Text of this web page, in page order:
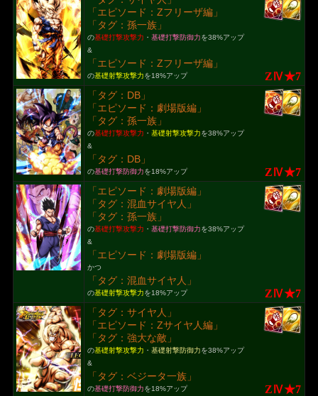
「エピソード：Zフリーザ編」
「タグ：孫一族」
の基礎打撃攻撃力 ・ 基礎打撃防御力を38%アップ
&
「エピソード：Zフリーザ編」
の基礎射撃攻撃力を18%アップ ZⅣ★7
「タグ：DB」
「エピソード：劇場版編」
「タグ：孫一族」
の基礎打撃攻撃力 ・ 基礎射撃攻撃力を38%アップ
&
「タグ：DB」
の基礎打撃防御力を18%アップ ZⅣ★7
「エピソード：劇場版編」
「タグ：混血サイヤ人」
「タグ：孫一族」
の基礎打撃攻撃力 ・ 基礎打撃防御力を38%アップ
&
「エピソード：劇場版編」
かつ
「タグ：混血サイヤ人」
の基礎射撃攻撃力を18%アップ ZⅣ★7
「タグ：サイヤ人」
「エピソード：Zサイヤ人編」
「タグ：強大な敵」
の基礎射撃攻撃力 ・ 基礎射撃防御力を38%アップ
&
「タグ：ベジータ一族」
の基礎打撃防御力を18%アップ ZⅣ★7